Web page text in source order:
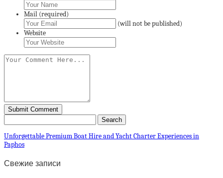
Mail (required)
(will not be published)
Website
Unforgettable Premium Boat Hire and Yacht Charter Experiences in
Paphos
Свежие записи